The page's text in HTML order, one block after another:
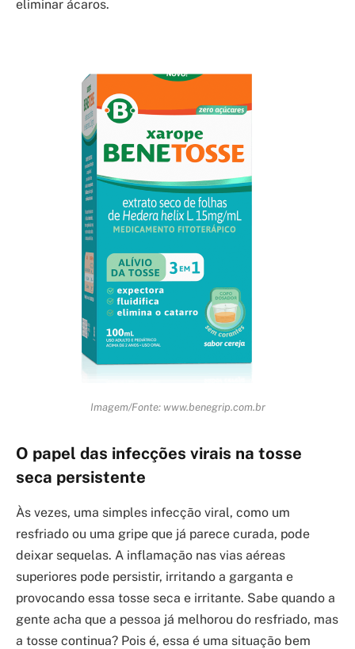
eliminar ácaros.
Imagem/Fonte: www.benegrip.com.br
O papel das infecções virais na tosse
seca persistente
Às vezes, uma simples infecção viral, como um
resfriado ou uma gripe que já parece curada, pode
deixar sequelas. A inflamação nas vias aéreas
superiores pode persistir, irritando a garganta e
provocando essa tosse seca e irritante. Sabe quando a
gente acha que a pessoa já melhorou do resfriado, mas
a tosse continua? Pois é, essa é uma situação bem